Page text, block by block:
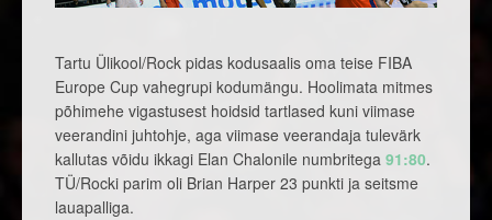
Tartu Ülikool/Rock pidas kodusaalis oma teise FIBA
Europe Cup vahegrupi kodumängu. Hoolimata mitmes
põhimehe vigastusest hoidsid tartlased kuni viimase
veerandini juhtohje, aga viimase veerandaja tulevärk
kallutas võidu ikkagi Elan Chalonile numbritega 91:80.
TÜ/Rocki parim oli Brian Harper 23 punkti ja seitsme
lauapalliga.